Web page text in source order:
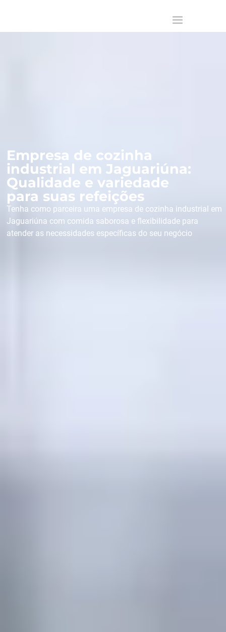
Empresa de cozinha
industrial em Jaguariúna:
Qualidade e variedade
para suas refeições
Tenha como parceira uma empresa de cozinha industrial em
Jaguariúna com comida saborosa e flexibilidade para
atender as necessidades específicas do seu negócio